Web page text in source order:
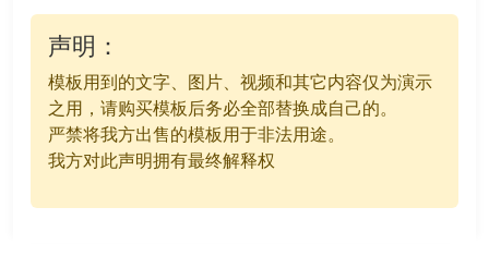
声明：
模板用到的文字、图片、视频和其它内容仅为演示
之用，请购买模板后务必全部替换成自己的。
严禁将我方出售的模板用于非法用途。
我方对此声明拥有最终解释权